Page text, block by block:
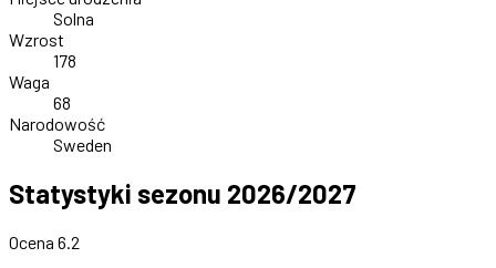
Solna
Wzrost
178
Waga
68
Narodowość
Sweden
Statystyki sezonu 2026/2027
Ocena 6.2